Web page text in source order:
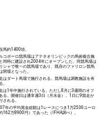
馬約1400頭。
コポーロ競馬場はアテネオリンピックの馬術複合施
同時に建設され2004年にオープンした。同競馬場は
シャで唯一の競馬場であり、既存のファリロン競馬
閉場となった。
はダート馬場で施行される。競馬場は調教施設を有
。
は1年中施行されている。ただし8月に3週間のオフ
る。開催日は通常週3日（月水金）。1日に9競走が
される。
年の平均賞金総額は1レースにつき1万2530ユーロ
約162万8900円）であった（IFHA調べ）。